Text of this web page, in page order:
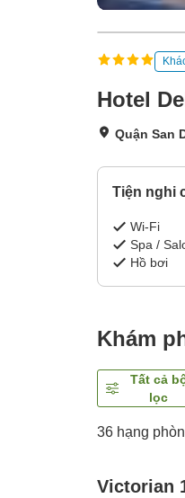
Hotel
Quận San
Tiện nghi
Wi-Fi
Spa /
Hồ bơi
Khám
Tất cả
lọc
36 hạng
Victorian